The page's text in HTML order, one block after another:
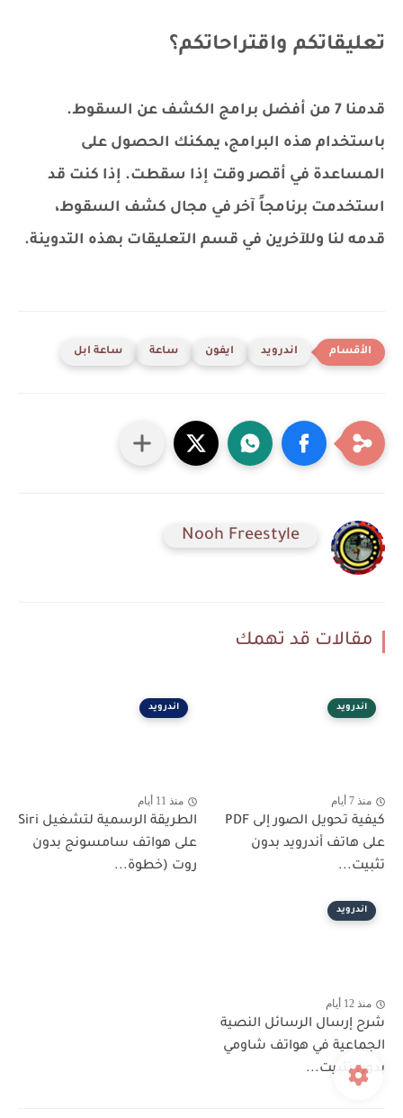
تعليقاتكم واقتراحاتكم؟
قدمنا ​​7 من أفضل برامج الكشف عن السقوط.
باستخدام هذه البرامج، يمكنك الحصول على
المساعدة في أقصر وقت إذا سقطت. إذا كنت قد
استخدمت برنامجاً آخر في مجال كشف السقوط،
قدمه لنا وللآخرين في قسم التعليقات بهذه التدوينة.
اندرويد ايفون ساعة ساعة ابل
Nooh Freestyle
مقالات قد تهمك
اندرويد
منذ 7 أيام
كيفية تحويل الصور إلى PDF
على هاتف أندرويد بدون
تثبيت...
اندرويد
منذ 11 أيام
الطريقة الرسمية لتشغيل Siri
على هواتف سامسونج بدون
روت (خطوة...
اندرويد
منذ 12 أيام
شرح إرسال الرسائل النصية
الجماعية في هواتف شاومي
بدون تثبيت...